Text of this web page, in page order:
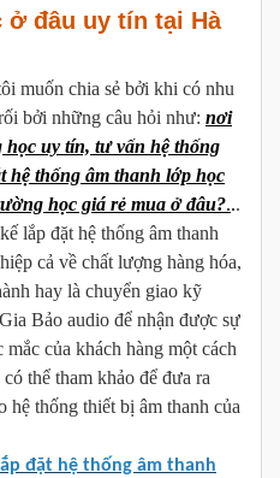
ở đâu uy tín tại Hà
muốn chia sẻ bởi khi có nhu
bởi những câu hỏi như: nơi
uy tín, tư vấn hệ thống
hệ thống âm thanh lớp học
học giá rẻ mua ở đâu?...
lắp đặt hệ thống âm thanh
cả về chất lượng hàng hóa,
hay là chuyển giao kỹ
Bảo audio để nhận được sự
của khách hàng một cách
thể tham khảo để đưa ra
hệ thống thiết bị âm thanh của
đặt hệ thống âm thanh